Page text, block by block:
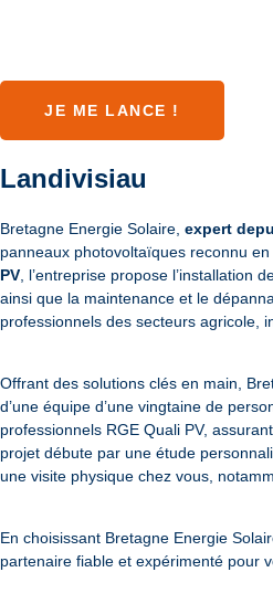
JE ME LANCE !
Landivisiau
Bretagne Energie Solaire, expert
panneaux photovoltaïques reconnu en
PV , l’entreprise propose l’installation
ainsi que la maintenance et le
professionnels des secteurs agricole,
Offrant des solutions clés en main,
d’une équipe d’une vingtaine de
professionnels RGE Quali PV,
projet débute par une étude
une visite physique chez vous,
En choisissant Bretagne Energie
partenaire fiable et expérimenté pour